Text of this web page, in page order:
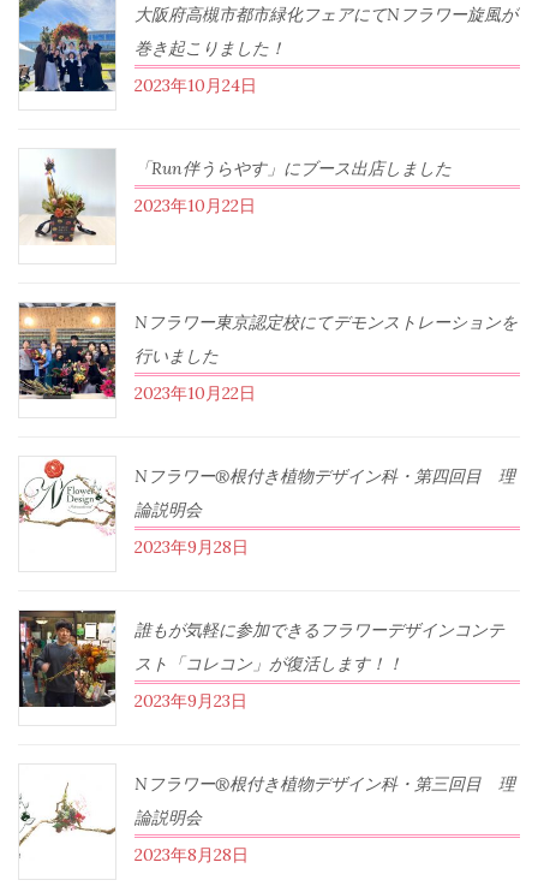
大阪府高槻市都市緑化フェアにてNフラワー旋風が
巻き起こりました！
2023年10月24日
「Run伴うらやす」にブース出店しました
2023年10月22日
Nフラワー東京認定校にてデモンストレーションを
行いました
2023年10月22日
Nフラワー®根付き植物デザイン科・第四回目 理
論説明会
2023年9月28日
誰もが気軽に参加できるフラワーデザインコンテ
スト「コレコン」が復活します！！
2023年9月23日
Nフラワー®根付き植物デザイン科・第三回目 理
論説明会
2023年8月28日